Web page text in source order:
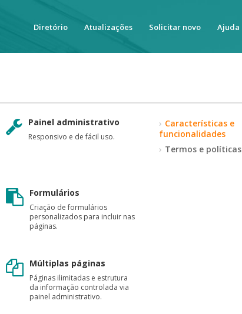
Diretório Atualizações Solicitar novo Ajuda
Painel administrativo
Responsivo e de fácil uso.
Formulários
Criação de formulários
personalizados para incluir nas
páginas.
Múltiplas páginas
Páginas ilimitadas e estrutura
da informação controlada via
painel administrativo.
Características e
funcionalidades
Termos e políticas